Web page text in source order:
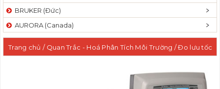
BRUKER (Đức)
AURORA (Canada)
Trang chủ / Quan Trắc - Hoá Phân Tích Môi Trường /Đo lưu tốc
kênh kín bằng sóng siêu FM500-P, ống nhỏ: 1.27 – 5.08 cm